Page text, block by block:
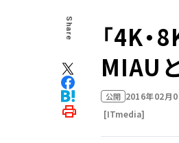
Share
「4K
MIAU
公開 2016年02月
[ITmedia]